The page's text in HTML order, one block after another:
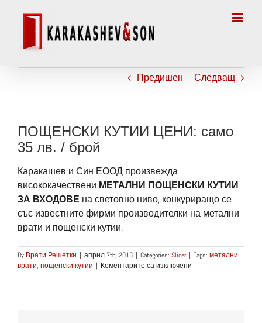
Предишен Следващ
ПОЩЕНСКИ КУТИИ ЦЕНИ: само
35 лв. / брой
Каракашев и Син ЕООД произвежда
висококачествени МЕТАЛНИ ПОЩЕНСКИ КУТИИ
ЗА ВХОДОВЕ на световно ниво, конкуриращо се
със известните фирми производителки на метални
врати и пощенски кутии.
By Врати Решетки | април 7th, 2016 | Categories: Slider | Tags: метални
врати, пощенски кутии | Коментарите са изключени
ПОЩЕНСКИ